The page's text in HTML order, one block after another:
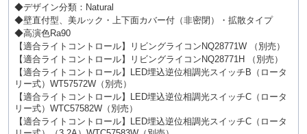
◆デザイン分類：Natural
◆壁直付型、美ルック・上下面カバー付（非密閉）・拡散タイプ
◆高演色Ra90
【適合ライトコントロール】リビングライコンNQ28771W （別売）
【適合ライトコントロール】リビングライコンNQ28771H （別売）
【適合ライトコントロール】LED埋込逆位相調光スイッチB（ロータ
リー式）WT57572W（別売）
【適合ライトコントロール】LED埋込逆位相調光スイッチC（ロータ
リー式）WTC57582W（別売）
【適合ライトコントロール】LED埋込逆位相調光スイッチC（ロータ